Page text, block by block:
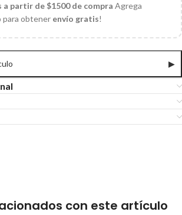
a partir de $1500 de compra Agrega
para obtener envío gratis!
▶
con este artículo